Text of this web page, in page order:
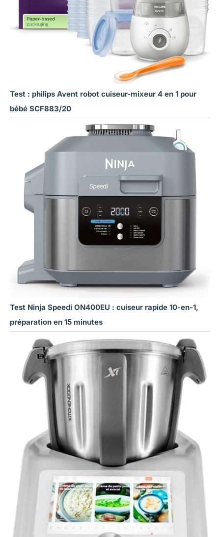
Test : philips Avent robot cuiseur-mixeur 4 en 1 pour
bébé SCF883/20
Test Ninja Speedi ON400EU : cuiseur rapide 10-en-1,
préparation en 15 minutes